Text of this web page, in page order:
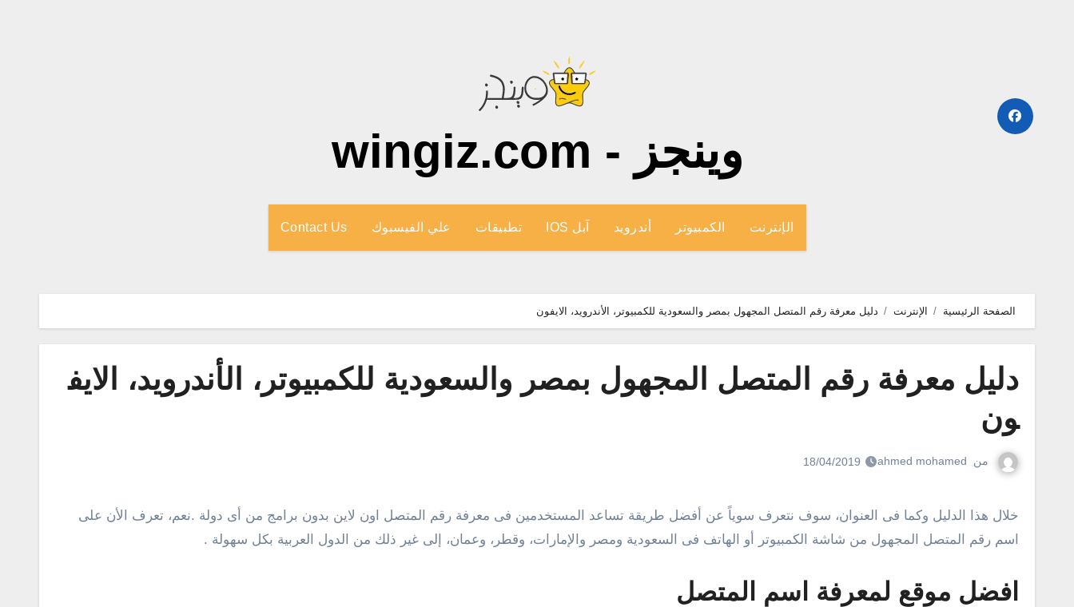
وينجز - wingiz.com
الإنترنت الكمبيوتر أندرويد آبل IOS تطبيقات علي الفيسبوك Contact Us
الصفحة الرئيسية الإنترنت دليل معرفة رقم المتصل المجهول بمصر والسعودية للكمبيوتر، الأندرويد، الايفون
دليل معرفة رقم المتصل المجهول بمصر والسعودية للكمبيوتر، الأندرويد، الايف
ون
من ahmed mohamed
18/04/2019
خلال هذا الدليل وكما فى العنوان، سوف نتعرف سوياً عن أفضل طريقة تساعد المستخدمين فى معرفة رقم المتصل اون لاين بدون برامج من أى دولة .نعم، تعرف الأن على
اسم رقم المتصل المجهول من شاشة الكمبيوتر أو الهاتف فى السعودية ومصر والإمارات، وقطر، وعمان، إلى غير ذلك من الدول العربية بكل سهولة .
افضل موقع لمعرفة اسم المتصل